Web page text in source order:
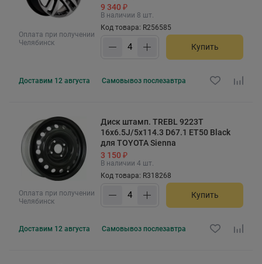
Оплата при получении
Челябинск
9 340 ₽
В наличии 8 шт.
Код товара: R256585
Купить
Доставим 12 августа Самовывоз послезавтра
Оплата при получении
Челябинск
Диск штамп. TREBL 9223T
16x6.5J/5x114.3 D67.1 ET50 Black
для TOYOTA Sienna
3 150 ₽
В наличии 4 шт.
Код товара: R318268
Купить
Доставим 12 августа Самовывоз послезавтра